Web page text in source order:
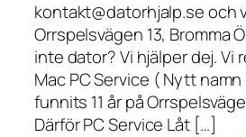
kontakt@datorhjalp.se och
Orrspelsvägen 13, Bromma
inte dator? Vi hjälper dej. Vi
Mac PC Service ( Nytt
funnits 11 år på
Därför PC Service Låt […]